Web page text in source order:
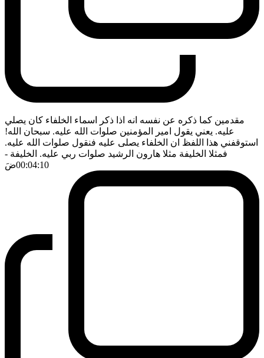
مقدمين كما ذكره عن نفسه انه اذا ذكر اسماء الخلفاء كان يصلي
عليه. يعني يقول امير المؤمنين صلوات الله عليه. سبحان الله!
استوقفني هذا اللفظ ان الخلفاء يصلى عليه فنقول صلوات الله عليه.
فمثلا الخليفة مثلا هارون الرشيد صلوات ربي عليه. الخليفة -
00:04:10ضَ